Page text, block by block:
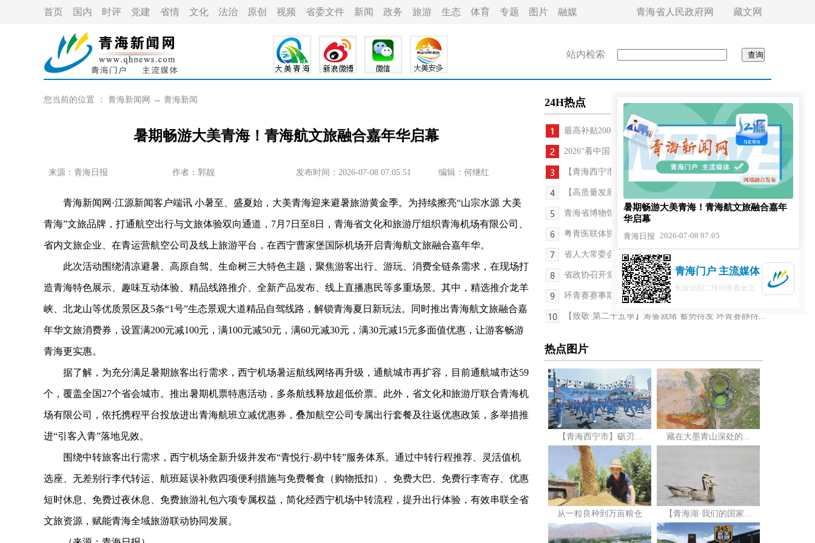
首页 国内 时评 党建 省情 文化 法治 原创 视频 省委文件 新闻 政务 旅游 生态 体育 专题 图片 融媒 青海省人民政府网 藏文网
站内检索
您当前的位置 ： 青海新闻网 → 青海新闻
暑期畅游大美青海！青海航文旅融合嘉年华启幕
来源：青海日报 作者： 郭靓 发布时间：2026-07-08 07:05:51 编辑：何继红
青海新闻网·江源新闻客户端讯 小暑至、盛夏始，大美青海迎来避暑旅游黄金季。为持续擦亮“山宗水源 大美
青海”文旅品牌，打通航空出行与文旅体验双向通道，7月7日至8日，青海省文化和旅游厅组织青海机场有限公司、
省内文旅企业、在青运营航空公司及线上旅游平台，在西宁曹家堡国际机场开启青海航文旅融合嘉年华。
此次活动围绕清凉避暑、高原自驾、生命树三大特色主题，聚焦游客出行、游玩、消费全链条需求，在现场打
造青海特色展示、趣味互动体验、精品线路推介、全新产品发布、线上直播惠民等多重场景。其中，精选推介龙羊
峡、北龙山等优质景区及5条“1号”生态景观大道精品自驾线路，解锁青海夏日新玩法。同时推出青海航文旅融合嘉
年华文旅消费券，设置满200元减100元，满100元减50元，满60元减30元，满30元减15元多面值优惠，让游客畅游
青海更实惠。
据了解，为充分满足暑期旅客出行需求，西宁机场暑运航线网络再升级，通航城市再扩容，目前通航城市达59
个，覆盖全国27个省会城市。推出暑期机票特惠活动，多条航线释放超低价票。此外，省文化和旅游厅联合青海机
场有限公司，依托携程平台投放进出青海航班立减优惠券，叠加航空公司专属出行套餐及往返优惠政策，多举措推
进“引客入青”落地见效。
围绕中转旅客出行需求，西宁机场全新升级并发布“青悦行·易中转”服务体系。通过中转行程推荐、灵活值机
选座、无差别行李代转运、航班延误补救四项便利措施与免费餐食（购物抵扣）、免费大巴、免费行李寄存、优惠
短时休息、免费过夜休息、免费旅游礼包六项专属权益，简化经西宁机场中转流程，提升出行体验，有效串联全省
文旅资源，赋能青海全域旅游联动协同发展。
24H热点
最高补贴2000元！青海六类智能家居购新可享补贴
2026“看中国·外国青年影像计划·青海行”展映仪式...
【青海西宁市】生物科技产业园区出台人才引育新举措
【高质量发展调研行——世界盐湖·青海答卷】98%自...
青海省博物馆被命名为全国爱国主义教育示范基地
粤青医联体协作再深化
省人大常委会全面提升代表建议办理工作质效
省政协召开党组（扩大）会议
环青赛赛事期间多降雨天气 开幕式及首赛段有中到大雨
【致敬·第二十五季】筹备就绪 蓄势待发 环青赛静待...
热点图片
【青海西宁市】砺刃... 藏在大墨青山深处的...
从一粒良种到万亩粮仓 【青海湖·我们的国家...
暑期畅游大美青海！青海航文旅融合嘉年
华启幕
青海日报 2026-07-08 07:05
青海门户 主流媒体
长按识别二维码查看全文